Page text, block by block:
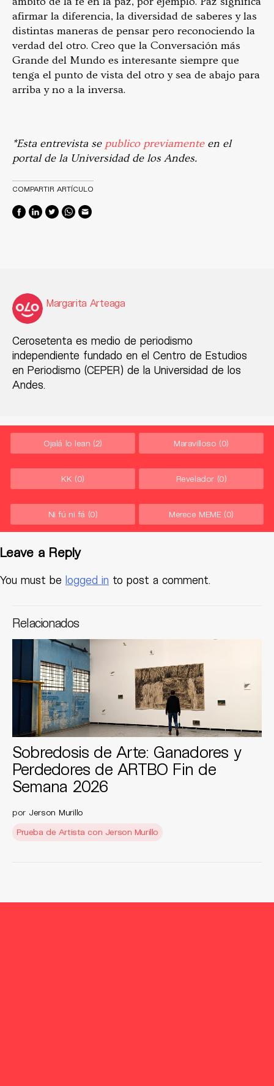
afirmar la diferencia, la diversidad de saberes y las
distintas maneras de pensar pero reconociendo la
verdad del otro. Creo que la Conversación más
Grande del Mundo es interesante siempre que
tenga el punto de vista del otro y sea de abajo para
arriba y no a la inversa.
*Esta entrevista se publico previamenteen el
portal de la Universidad de los Andes.
COMPARTIR ARTÍCULO
Margarita Arteaga
Cerosetenta es medio de periodismo
independiente fundado en el Centro de Estudios
en Periodismo (CEPER) de la Universidad de los
Andes.
Ojalá lo lean (2) Maravilloso (0)
KK (0) Revelador (0)
Ni fú ni fá (0) Merece MEME (0)
Leave a Reply
You must be logged in to post a comment.
Relacionados
Sobredosis de Arte: Ganadores y
Perdedores de ARTBO Fin de
Semana 2026
por Jerson Murillo
Prueba de Artista con Jerson Murillo